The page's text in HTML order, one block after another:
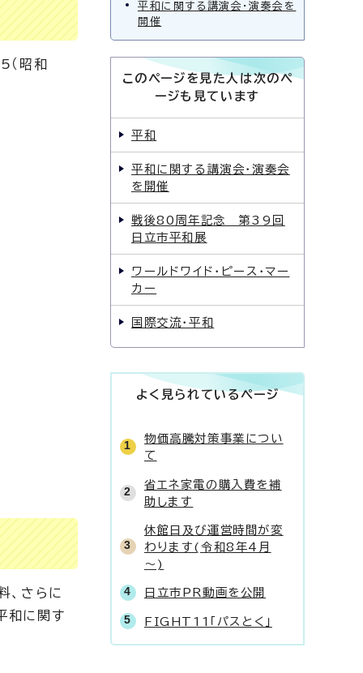
（昭和
、さらに
和に関す
平和に関する講演会・演奏会を
開催
このページを見た人は次のペ
ージも見ています
平和
平和に関する講演会・演奏会
を開催
戦後80周年記念 第39回
日立市平和展
ワールドワイド・ピース・マー
カー
国際交流・平和
よく見られているページ
物価高騰対策事業につい
て
省エネ家電の購入費を補
助します
休館日及び運営時間が変
わります(令和8年4月
～)
日立市PR動画を公開
FIGHT11「パスとく」